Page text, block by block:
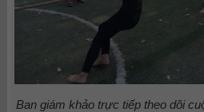
Ban giám khảo trực tiếp theo dõi